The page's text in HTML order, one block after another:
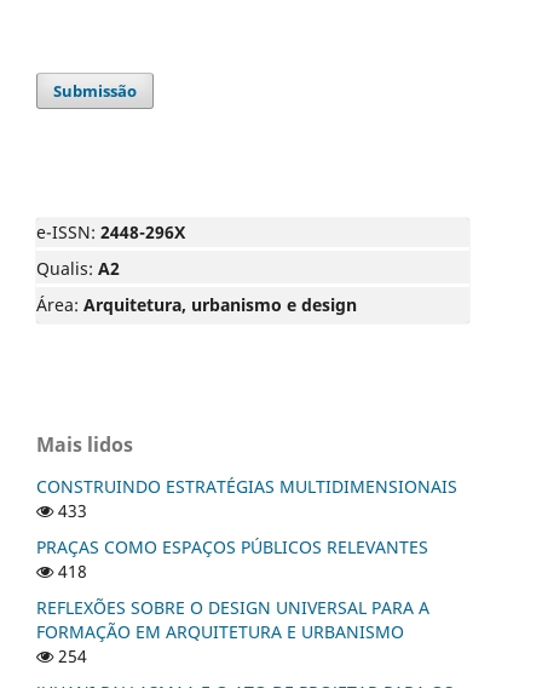
Submissão
e-ISSN: 2448-296X
Qualis: A2
Área: Arquitetura, urbanismo e design
Mais lidos
CONSTRUINDO ESTRATÉGIAS MULTIDIMENSIONAIS
433
PRAÇAS COMO ESPAÇOS PÚBLICOS RELEVANTES
418
REFLEXÕES SOBRE O DESIGN UNIVERSAL PARA A
FORMAÇÃO EM ARQUITETURA E URBANISMO
254